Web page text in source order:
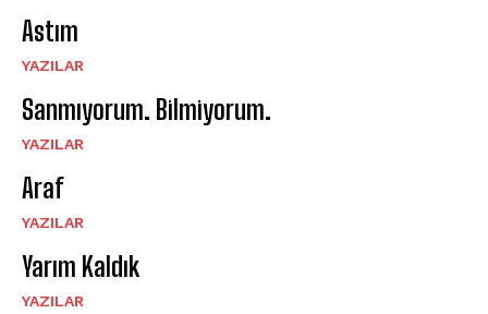
Astım
YAZILAR
Sanmıyorum. Bilmiyorum.
YAZILAR
Araf
YAZILAR
Yarım Kaldık
YAZILAR